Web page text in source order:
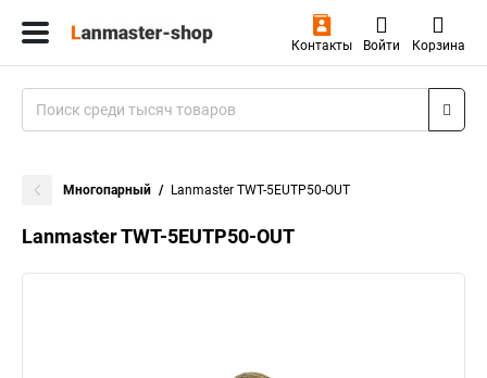
Контакты Войти Корзина
Многопарный Lanmaster TWT-5EUTP50-OUT
Lanmaster TWT-5EUTP50-OUT